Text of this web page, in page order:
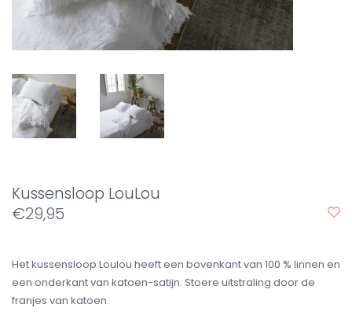
Kussensloop LouLou
€29,95
Het kussensloop Loulou heeft een bovenkant van 100 % linnen en
een onderkant van katoen-satijn. Stoere uitstraling door de
franjes van katoen.